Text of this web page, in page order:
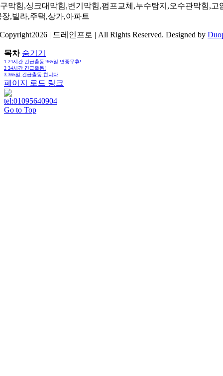
막힘,싱크대막힘,변기막힘,펌프교체,누수탐지,오수관막힘,고
장,빌라,주택,상가,아파트
| 드레인프로 | All Rights Reserved. Designed by
목차 숨기기
1 24시간 긴급출동!365일 연중무휴!
2 24시간 긴급출동!
3 365일 긴급출동 합니다
페이지 로드 링크
Go to Top